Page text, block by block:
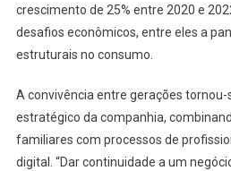
crescimento de 25% entre 2020 e
desafios econômicos, entre eles a
estruturais no consumo.
A convivência entre gerações
estratégico da companhia,
familiares com processos de
digital. “Dar continuidade a um